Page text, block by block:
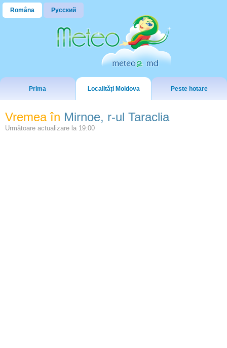
Româna Русский
Prima Localități Moldova Peste hotare
Vremea în Mirnoe, r-ul Taraclia
Următoare actualizare la 19:00